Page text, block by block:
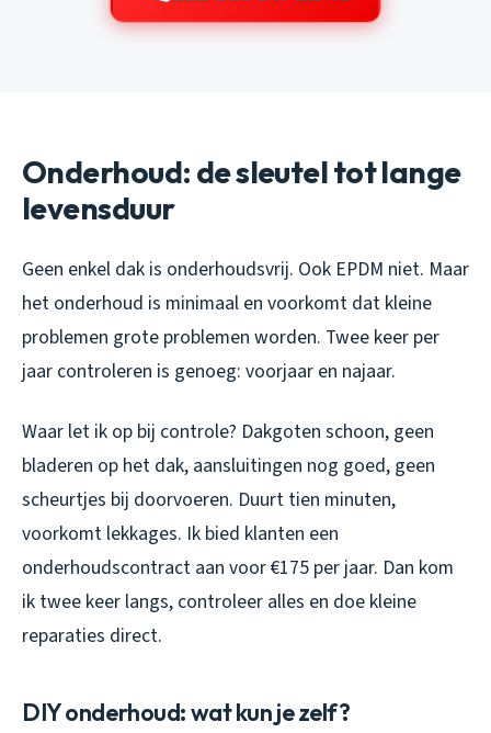
Onderhoud: de sleutel tot lange
levensduur
Geen enkel dak is onderhoudsvrij. Ook EPDM niet. Maar
het onderhoud is minimaal en voorkomt dat kleine
problemen grote problemen worden. Twee keer per
jaar controleren is genoeg: voorjaar en najaar.
Waar let ik op bij controle? Dakgoten schoon, geen
bladeren op het dak, aansluitingen nog goed, geen
scheurtjes bij doorvoeren. Duurt tien minuten,
voorkomt lekkages. Ik bied klanten een
onderhoudscontract aan voor €175 per jaar. Dan kom
ik twee keer langs, controleer alles en doe kleine
reparaties direct.
DIY onderhoud: wat kun je zelf?